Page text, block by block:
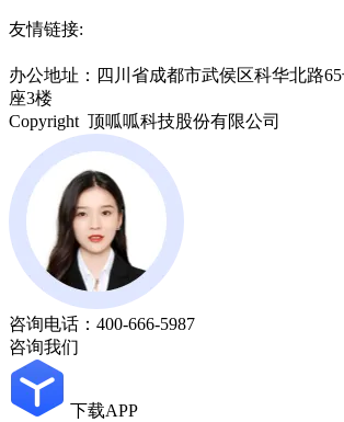
友情链接:
办公地址：四川省成都市武侯区科华北路
座3楼
Copyright 顶呱呱科技股份有限公司
咨询电话： 400-666-5987
咨询我们
下载APP